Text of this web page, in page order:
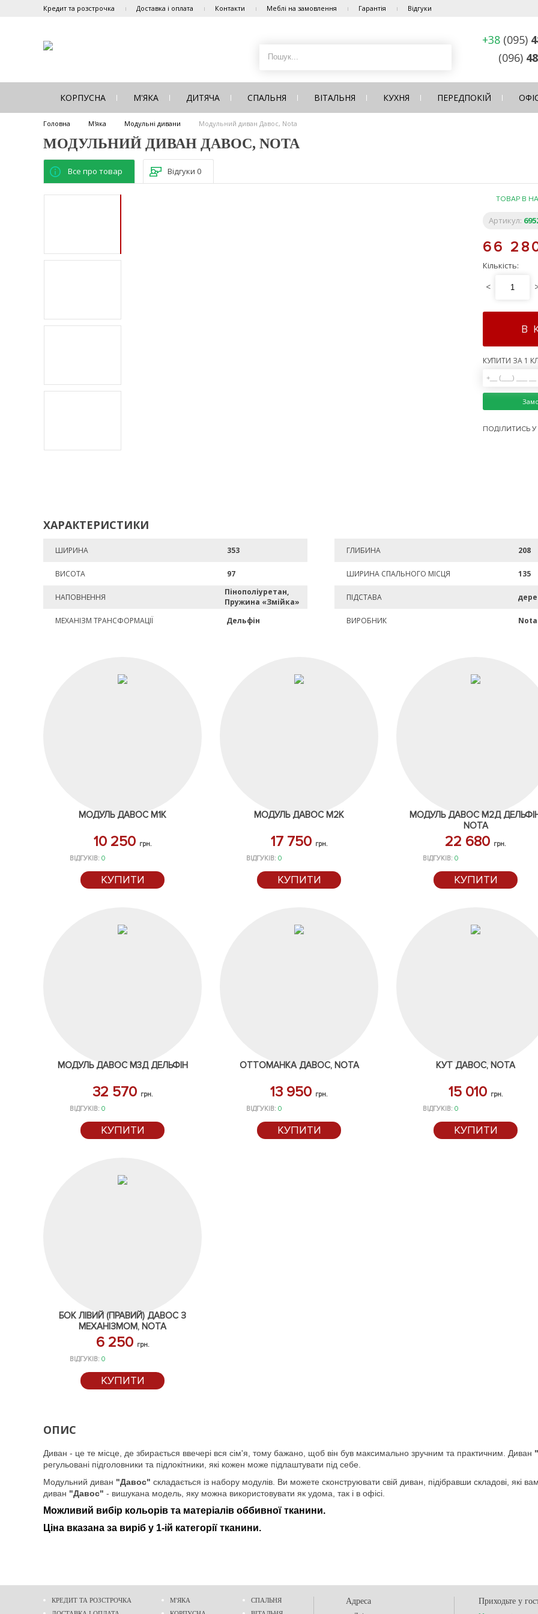
Кредит та розстрочка Доставка і оплата Контакти Меблі на замовлення Гарантія Відгуки
+38 (095)
(096)
КОРПУСНА М'ЯКА ДИТЯЧА СПАЛЬНЯ ВІТАЛЬНЯ КУХНЯ ПЕРЕДПОКІЙ
Головна М'яка Модульні дивани Модульний диван Давос, Nota
МОДУЛЬНИЙ ДИВАН ДАВОС, NOTA
Все про товар Відгуки 0
ТОВАР В
Артикул:
66
Кількість:
<
В
КУПИТИ ЗА 1
ПОДІЛИТИСЬ
ХАРАКТЕРИСТИКИ
ШИРИНА 353 ГЛИБИНА 208
ВИСОТА 97 ШИРИНА СПАЛЬНОГО МІСЦЯ 135
НАПОВНЕННЯ
Пінополіуретан,
Пружина «Змійка»
ПІДСТАВА
МЕХАНІЗМ ТРАНСФОРМАЦІЇ Дельфін ВИРОБНИК Nota
МОДУЛЬ ДАВОС М1К
10 250 грн.
ВІДГУКІВ: 0
КУПИТИ
МОДУЛЬ ДАВОС М2К
17 750 грн.
ВІДГУКІВ: 0
КУПИТИ
МОДУЛЬ ДАВОС М2Д
NOTA
22 680 грн.
ВІДГУКІВ: 0
КУПИТИ
МОДУЛЬ ДАВОС М3Д ДЕЛЬФІН
32 570 грн.
ВІДГУКІВ: 0
КУПИТИ
ОТТОМАНКА ДАВОС, NOTA
13 950 грн.
ВІДГУКІВ: 0
КУПИТИ
КУТ ДАВОС, NOTA
15 010 грн.
ВІДГУКІВ: 0
КУПИТИ
БОК ЛІВИЙ (ПРАВИЙ) ДАВОС З
МЕХАНІЗМОМ, NOTA
6 250 грн.
ВІДГУКІВ: 0
КУПИТИ
ОПИС
Диван - це те місце, де збирається ввечері вся сім'я, тому бажано, щоб він був максимально зручним та практичним. Диван
регульовані підголовники та підлокітники, які кожен може підлаштувати під себе.
Модульний диван "Давос" складається із набору модулів. Ви можете сконструювати свій диван, підібравши складові, які
диван "Давос" - вишукана модель, яку можна використовувати як удома, так і в офісі.
Можливий вибір кольорів та матеріалів оббивної тканини.
Ціна вказана за виріб у 1-ій категорії тканини.
КРЕДИТ ТА РОЗСТРОЧКА
М'ЯКА
СПАЛЬНЯ
Адреса Приходьте у